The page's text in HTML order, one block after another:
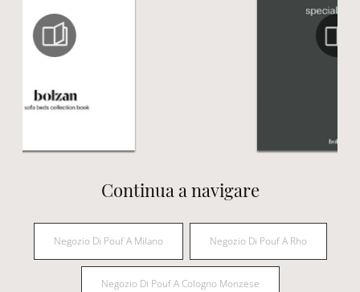
Continua a navigare
Negozio Di Pouf A Milano Negozio Di Pouf A Rho
Negozio Di Pouf A Cologno Monzese